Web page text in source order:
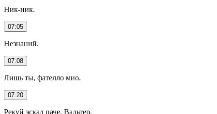
Ник-ник.
07:05
Незнаний.
07:08
Лишь ты, фателло мио.
07:20
Рекуй эскад паче, Вальтер.